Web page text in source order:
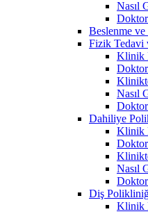
Nasıl
Beslenme
Fizik Tedavi
Klinik
Doktor
Nasıl
Dahiliye
Klinik
Doktor
Nasıl
Diş
Klinik